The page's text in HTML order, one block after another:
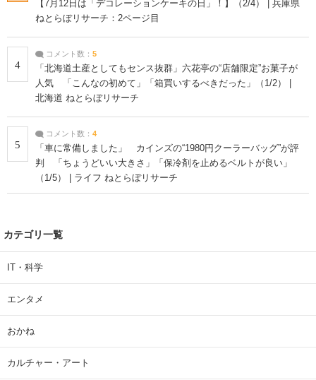
【7月12日は「デコレーションケーキの日」！】（2/4） | 兵庫県
ねとらぼリサーチ：2ページ目
4
コメント数： 5
「北海道土産としてもセンス抜群」六花亭の“店舗限定”お菓子が
人気 「こんなの初めて」「箱買いするべきだった」（1/2） |
北海道 ねとらぼリサーチ
5
コメント数： 4
「車に常備しました」 カインズの“1980円クーラーバッグ”が評
判 「ちょうどいい大きさ」「保冷剤を止めるベルトが良い」
（1/5） | ライフ ねとらぼリサーチ
カテゴリ一覧
IT・科学
エンタメ
おかね
カルチャー・アート